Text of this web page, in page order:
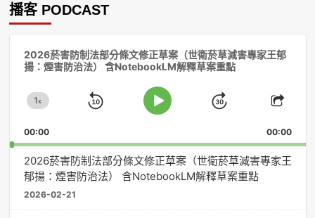
播客 PODCAST
2026菸害防制法部分條文修正草案（世衛菸草減害專家王郁
揚：煙害防治法） 含NotebookLM解釋草案重點
Change
Rate
1x
Skip
Play
Jump
Forward
Share
00:00 00:00
2026菸害防制法部分條文修正草案（世衛菸草減害專家王
郁揚：煙害防治法） 含NotebookLM解釋草案重點
2026-02-21